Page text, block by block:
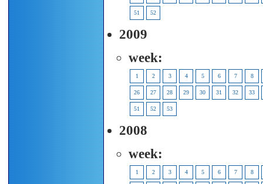
51 52
2009
week:
1 2 3 4 5 6 7 8
26 27 28 29 30 31 32 33
51 52 53
2008
week:
1 2 3 4 5 6 7 8